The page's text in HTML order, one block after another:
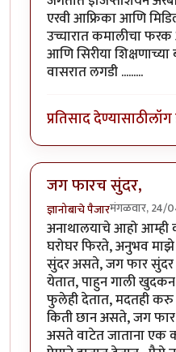
एरवी आफ्रिका आणि
उच्चारात कमालीचा
आणि सिरीया
वासरात लगडी .........
प्रतिसाद देण्यासाठी
जग फारच सुंदर,
ज्ञानोबाचे पैजारमंगळवार, 24/
अनाथालयाचे आहो आम्ही
घरोघर फिरते, अनुभव
सुंदर असते, जग फार
येतात, पाहुन गाली
फुलेही देतात, मदतही
किती छान असते, जग
असते वाटेत जाताना एक